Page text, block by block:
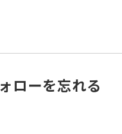
ローを忘れる